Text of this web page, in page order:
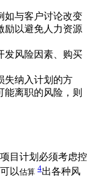
如与客户讨论改变
励以避免人力资源
发风险因素、购买
失纳入计划的方
离职的风险，则
目计划必须考虑控
以估算 4出各种风